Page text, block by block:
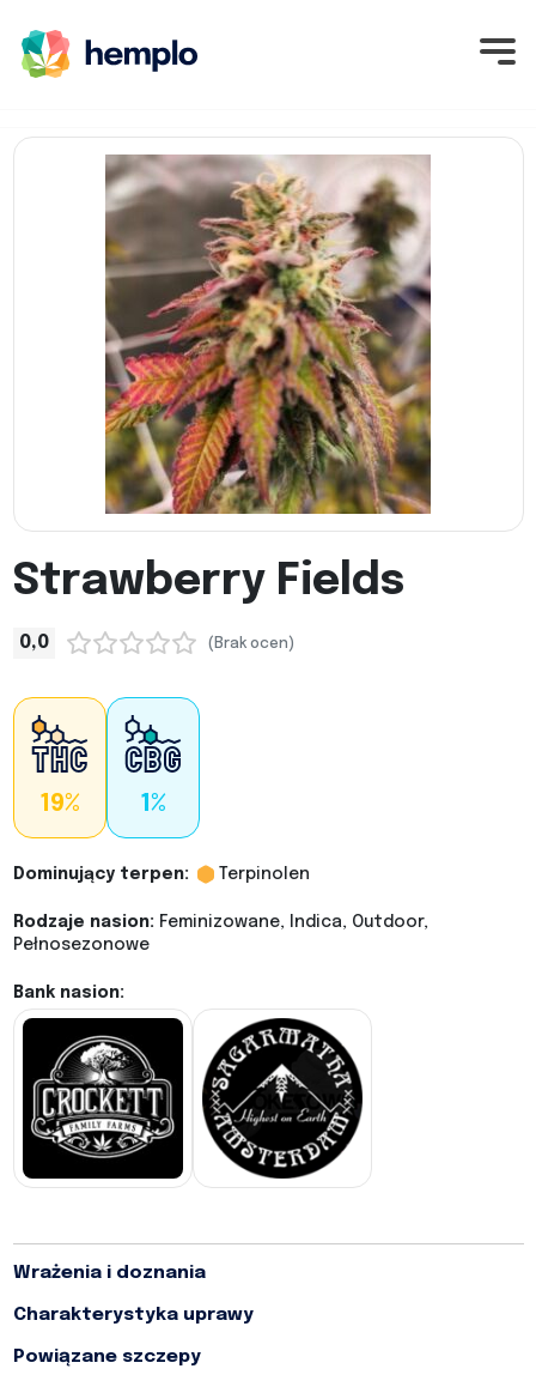
Strawberry Fields
0,0 (Brak ocen)
19% 1%
Dominujący terpen: Terpinolen
Rodzaje nasion: Feminizowane, Indica, Outdoor,
Pełnosezonowe
Bank nasion:
Wrażenia i doznania
Charakterystyka uprawy
Powiązane szczepy